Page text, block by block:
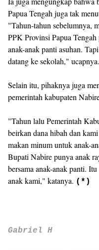
Papua Tengah juga tak
"Tahun-tahun sebelumnya,
PPK Provinsi Papua
anak-anak panti asuhan.
datang ke sekolah," ucapnya.
Selain itu, pihaknya juga
pemerintah kabupaten
"Tahun lalu Pemerintah
beirkan dana hibah dan
makan minum untuk anak-
Bupati Nabire punya anak
bersama anak-anak panti.
anak kami," katanya. (*)
Gabriel H